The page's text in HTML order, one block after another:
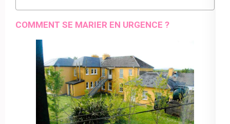
COMMENT SE MARIER EN URGENCE ?